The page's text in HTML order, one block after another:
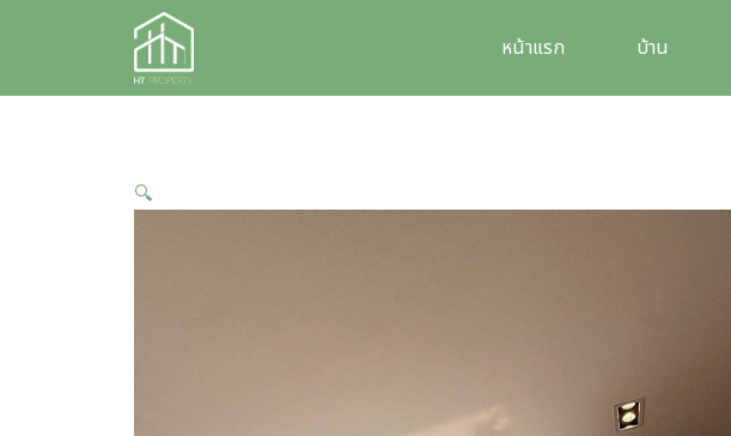
หน้าแรก บ้าน
🔍